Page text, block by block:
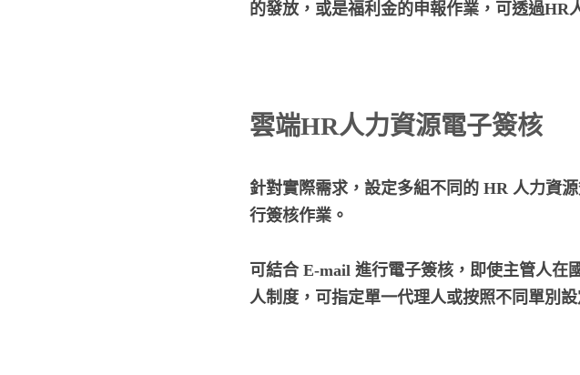
的發放，或是福利金的申報作業，可透過HR
雲端HR人力資源電子簽核
針對實際需求，設定多組不同的 HR 人力資
行簽核作業。
可結合 E-mail 進行電子簽核，即使主管人
人制度，可指定單一代理人或按照不同單別